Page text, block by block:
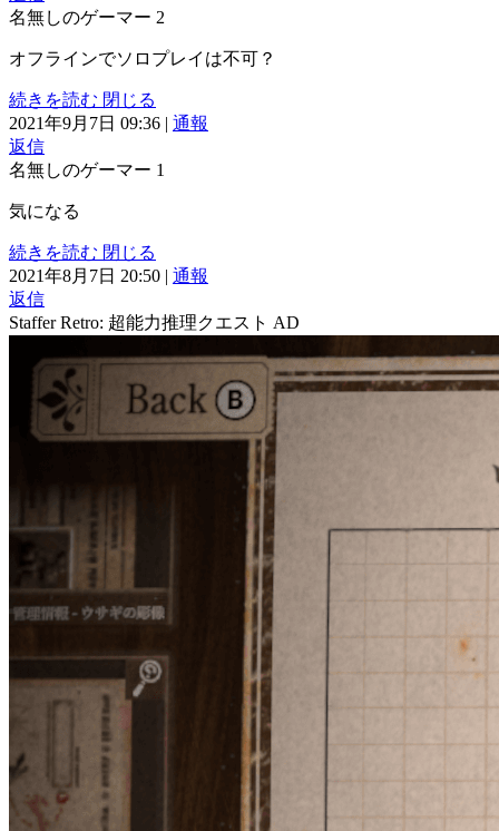
名無しのゲーマー 2
オフラインでソロプレイは不可？
続きを読む 閉じる
2021年9月7日 09:36 | 通報
返信
名無しのゲーマー 1
気になる
続きを読む 閉じる
2021年8月7日 20:50 | 通報
返信
Staffer Retro: 超能力推理クエスト AD